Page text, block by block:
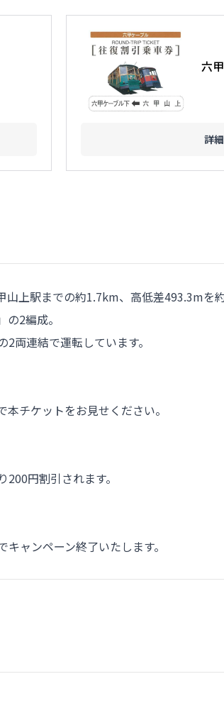
六
詳
上駅までの約1.7km、高低差493.3mを
2編成。
両連結で運転しています。
チケットをお見せください。
円割引されます。
ャンペーン終了いたします。